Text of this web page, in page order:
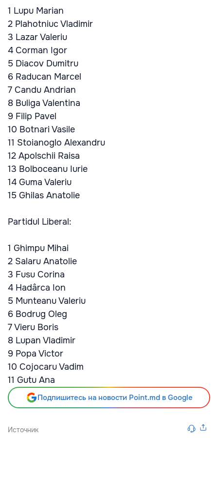
1 Lupu Marian
2 Plahotniuc Vladimir
3 Lazar Valeriu
4 Corman Igor
5 Diacov Dumitru
6 Raducan Marcel
7 Candu Andrian
8 Buliga Valentina
9 Filip Pavel
10 Botnari Vasile
11 Stoianoglo Alexandru
12 Apolschii Raisa
13 Bolboceanu Iurie
14 Guma Valeriu
15 Ghilas Anatolie
Partidul Liberal:
1 Ghimpu Mihai
2 Salaru Anatolie
3 Fusu Corina
4 Hadârca Ion
5 Munteanu Valeriu
6 Bodrug Oleg
7 Vieru Boris
8 Lupan Vladimir
9 Popa Victor
10 Cojocaru Vadim
11 Gutu Ana
Подпишитесь на новости Point.md в Google
Источник